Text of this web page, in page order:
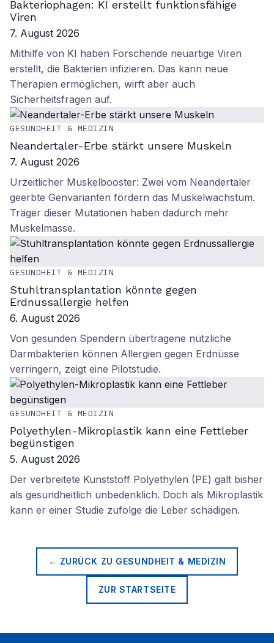
Bakteriophagen: KI erstellt funktionsfähige
Viren
7. August 2026
Mithilfe von KI haben Forschende neuartige Viren
erstellt, die Bakterien infizieren. Das kann neue
Therapien ermöglichen, wirft aber auch
Sicherheitsfragen auf.
GESUNDHEIT & MEDIZIN
Neandertaler-Erbe stärkt unsere Muskeln
7. August 2026
Urzeitlicher Muskelbooster: Zwei vom Neandertaler
geerbte Genvarianten fördern das Muskelwachstum.
Träger dieser Mutationen haben dadurch mehr
Muskelmasse.
GESUNDHEIT & MEDIZIN
Stuhltransplantation könnte gegen
Erdnussallergie helfen
6. August 2026
Von gesunden Spendern übertragene nützliche
Darmbakterien können Allergien gegen Erdnüsse
verringern, zeigt eine Pilotstudie.
GESUNDHEIT & MEDIZIN
Polyethylen-Mikroplastik kann eine Fettleber
begünstigen
5. August 2026
Der verbreitete Kunststoff Polyethylen (PE) galt bisher
als gesundheitlich unbedenklich. Doch als Mikroplastik
kann er einer Studie zufolge die Leber schädigen.
← ZURÜCK ZU GESUNDHEIT & MEDIZIN
ZUR STARTSEITE